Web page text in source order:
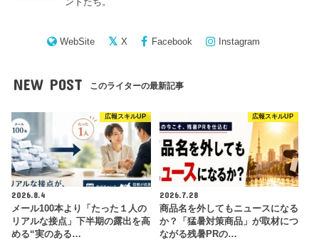
WebSite X Facebook Instagram
NEW POST このライターの最新記事
広報スキルUP
2026.8.4
メール100本より「たった１人の
リアルな接点」下半期の露出を高
める“実のある…
広報スキルUP
2026.7.28
商品名を外してもニュースになる
か？「猛暑対策商品」が取材につ
ながる残暑PRの…